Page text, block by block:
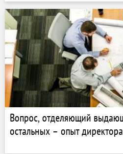
Вопрос, отделяющий
остальных – опыт директора